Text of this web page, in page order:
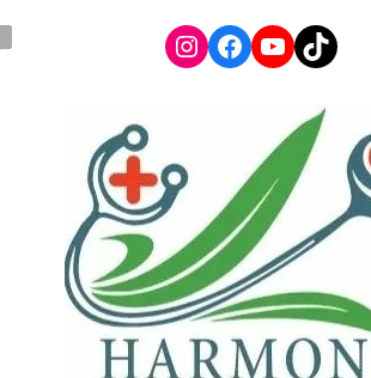
Instagram
Facebook
YouTube
TikTok